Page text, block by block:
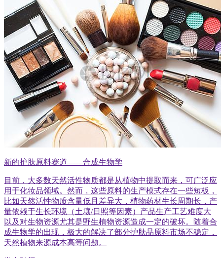
新的护肤原料赛道——合成生物学
目前，大多数天然活性物质都是从植物中提取而来，可广泛应
用于化妆品领域。然而，这些原料的生产模式存在一些短板，
比如天然活性物质含量低且差异大，植物药材生长周期长，产
量依赖于生长环境（土壤/日照等因素）产品生产工艺难度大
以及对生物资源尤其是野生植物资源造成一定的破坏。随着合
成生物学的出现，极大的解决了部分护肤品原料市场不稳定，
天然植物来源成本高等问题。